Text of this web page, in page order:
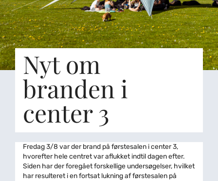
Nyt om
branden i
center 3
Fredag 3/8 var der brand på førstesalen i center 3,
hvorefter hele centret var aflukket indtil dagen efter.
Siden har der foregået forskellige undersøgelser, hvilket
har resulteret i en fortsat lukning af førstesalen på